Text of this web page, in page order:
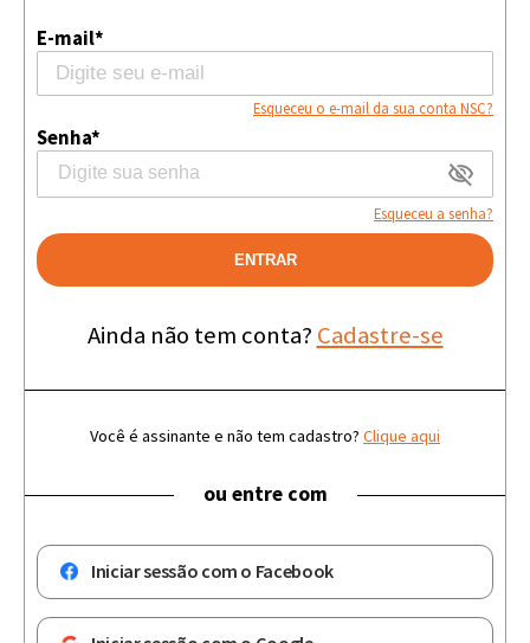
E-mail*
Esqueceu o e-mail da sua conta NSC?
Senha*
Esqueceu a senha?
ENTRAR
Ainda não tem conta? Cadastre-se
Você é assinante e não tem cadastro? Clique aqui
ou entre com
Iniciar sessão com o Facebook